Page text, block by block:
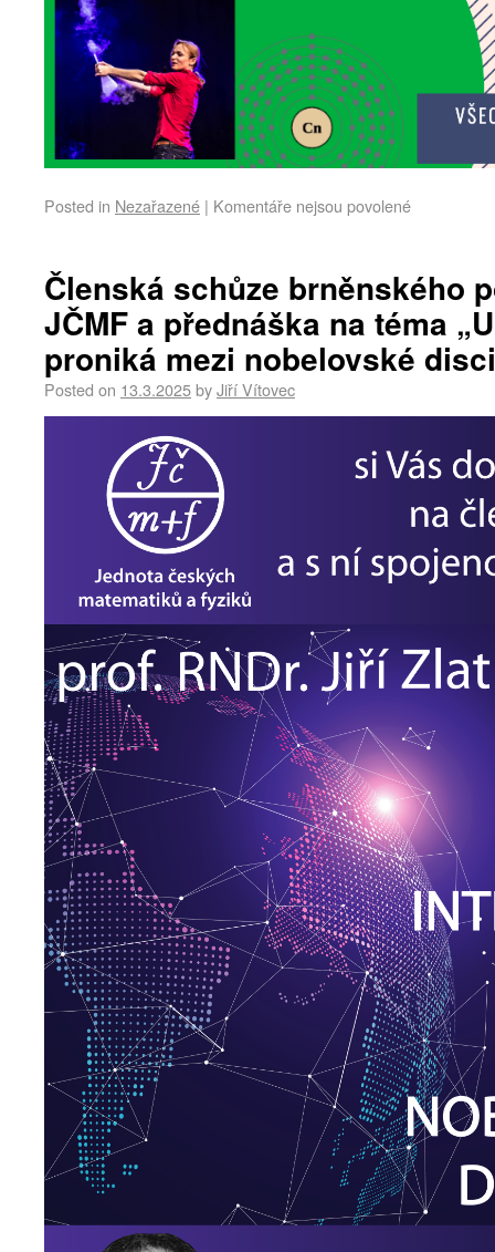
Posted in Nezařazené | Komentáře nejsou povolené
Členská schůze brněnského
JČMF a přednáška na téma
proniká mezi nobelovské
Posted on 13.3.2025byJiří Vítovec